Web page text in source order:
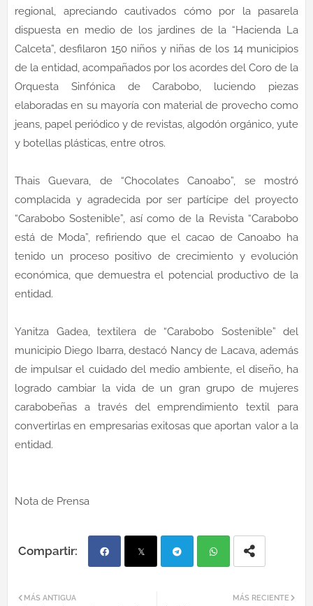
regional, apreciando cautivados cómo por la pasarela
dispuesta en medio de los jardines de la “Hacienda La
Calceta”, desfilaron 150 niños y niñas de los 14 municipios
de la entidad, acompañados por los acordes del Coro de la
Orquesta Sinfónica de Carabobo, luciendo piezas
elaboradas en su mayoría con material de provecho como
jeans, papel periódico y de revistas, algodón orgánico, yute
y botellas plásticas, entre otros.
Thais Guevara, de “Chocolates Canoabo”, se mostró
complacida y agradecida por ser partícipe del proyecto
“Carabobo Sostenible”, así como de la Revista “Carabobo
está de Moda”, refiriendo que el cacao de Canoabo ha
tenido un proceso positivo de crecimiento y evolución
económica, que demuestra el potencial productivo de la
entidad.
Yanitza Gadea, textilera de “Carabobo Sostenible” del
municipio Diego Ibarra, destacó Nancy de Lacava, además
de impulsar el cuidado del medio ambiente, el diseño, ha
logrado cambiar la vida de un gran grupo de mujeres
carabobeñas a través del emprendimiento textil para
convertirlas en empresarias exitosas que aportan valor a la
entidad.
Nota de Prensa
MÁS RECIENTE
MÁS ANTIGUA